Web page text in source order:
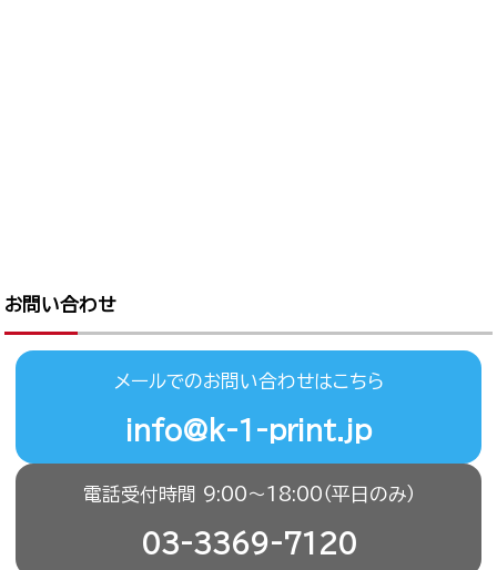
お問い合わせ
メールでのお問い合わせはこちら
info@k-1-print.jp
電話受付時間 9:00〜18:00（平日のみ）
03-3369-7120